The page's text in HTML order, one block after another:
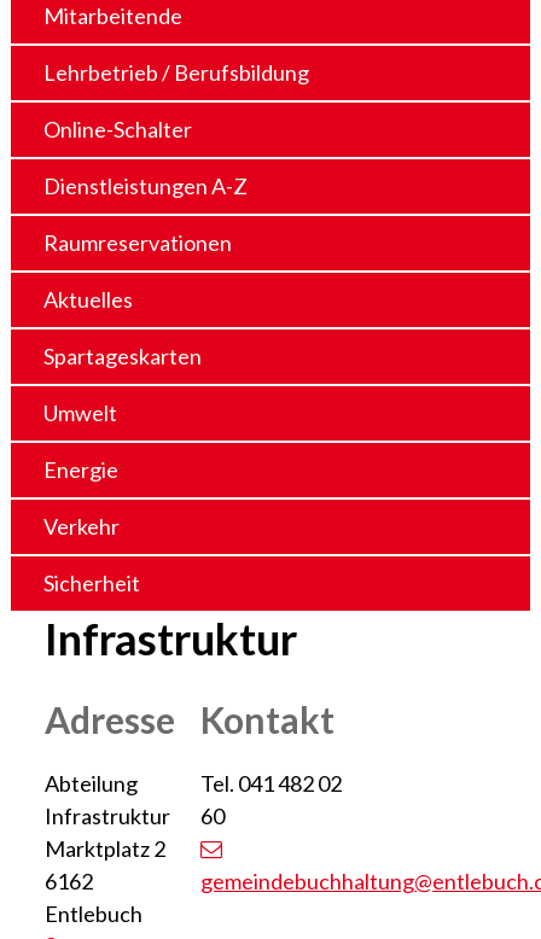
Mitarbeitende
Lehrbetrieb / Berufsbildung
Online-Schalter
Dienstleistungen A-Z
Raumreservationen
Aktuelles
Spartageskarten
Umwelt
Energie
Verkehr
Sicherheit
Infrastruktur
Adresse
Abteilung
Infrastruktur
Marktplatz 2
6162
Entlebuch
Kontakt
Tel. 041 482 02
60
gemeindebuchhaltung